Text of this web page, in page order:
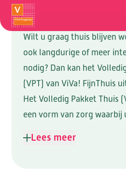
HOME
LEDENSERVICE
Wilt u graag thuis blijven
ook langdurige of meer
nodig? Dan kan het
(VPT) van ViVa! FijnThuis
Het Volledig Pakket Thuis
een vorm van zorg waarbij
Lees meer